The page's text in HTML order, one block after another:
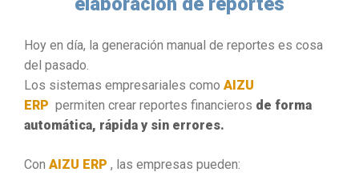
Hoy en día, la generación manual de reportes es cosa
del pasado.
Los sistemas empresariales como AIZU
ERP permiten crear reportes financieros de forma
automática, rápida y sin errores.
Con AIZU ERP , las empresas pueden: